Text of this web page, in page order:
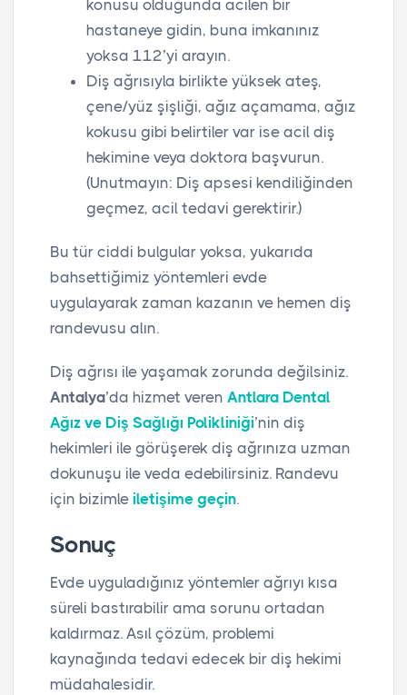
konusu olduğunda acilen bir
hastaneye gidin, buna imkanınız
yoksa 112’yi arayın.
Diş ağrısıyla birlikte yüksek ateş,
çene/yüz şişliği, ağız açamama, ağız
kokusu gibi belirtiler var ise acil diş
hekimine veya doktora başvurun.
(Unutmayın: Diş apsesi kendiliğinden
geçmez, acil tedavi gerektirir.)
Bu tür ciddi bulgular yoksa, yukarıda
bahsettiğimiz yöntemleri evde
uygulayarak zaman kazanın ve hemen diş
randevusu alın.
Diş ağrısı ile yaşamak zorunda değilsiniz.
Antalya’da hizmet veren Antlara Dental
Ağız ve Diş Sağlığı Polikliniği’nin diş
hekimleri ile görüşerek diş ağrınıza uzman
dokunuşu ile veda edebilirsiniz. Randevu
için bizimle iletişime geçin.
Sonuç
Evde uyguladığınız yöntemler ağrıyı kısa
süreli bastırabilir ama sorunu ortadan
kaldırmaz. Asıl çözüm, problemi
kaynağında tedavi edecek bir diş hekimi
müdahalesidir.